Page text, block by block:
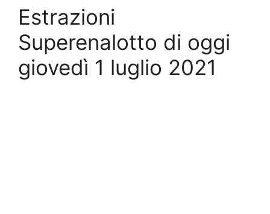
Estrazioni
Superenalotto di oggi
giovedì 1 luglio 2021